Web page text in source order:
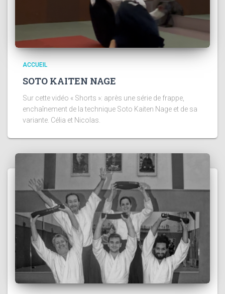
ACCUEIL
SOTO KAITEN NAGE
Sur cette vidéo « Shorts »: après une série de frappe,
enchaînement de la technique Soto Kaiten Nage et de sa
variante. Célia et Nicolas.